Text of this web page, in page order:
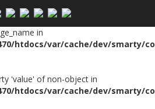
in
htdocs/var/cache/dev/smarty/
'value' of non-object in
htdocs/var/cache/dev/smarty/